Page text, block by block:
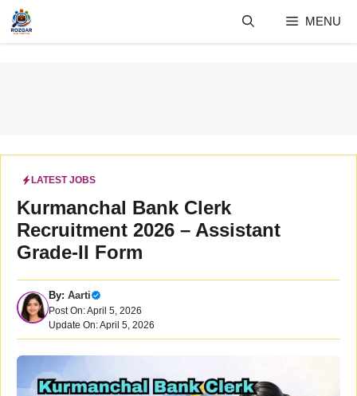
Skip
content
MENU
LATEST JOBS
Kurmanchal Bank Clerk
Recruitment 2026 – Assistant
Grade-II Form
By: Aarti
Post On: April 5, 2026
Update On: April 5, 2026